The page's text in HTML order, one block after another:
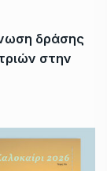
δράσης
στην